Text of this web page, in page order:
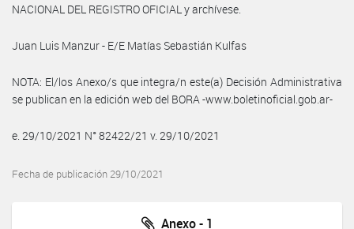
NACIONAL DEL REGISTRO OFICIAL y archívese.
Juan Luis Manzur - E/E Matías Sebastián Kulfas
NOTA: El/los Anexo/s que integra/n este(a) Decisión Administrativa
se publican en la edición web del BORA -www.boletinoficial.gob.ar-
e. 29/10/2021 N° 82422/21 v. 29/10/2021
Fecha de publicación 29/10/2021
Anexo - 1